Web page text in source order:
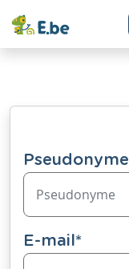
Pseudonyme
E-mail*